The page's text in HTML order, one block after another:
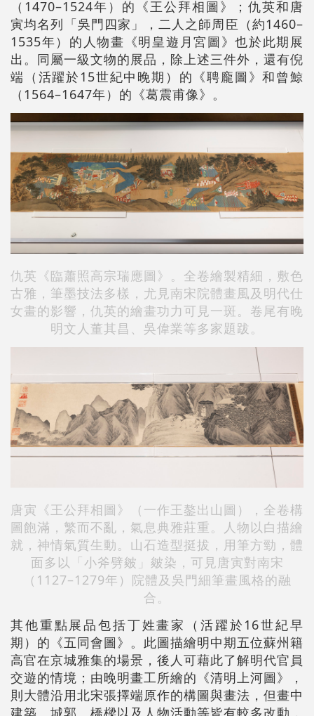
（1470–1524年）的《王公拜相圖》；仇英和唐
寅均名列「吳門四家」，二人之師周臣（約1460–
1535年）的人物畫《明皇遊月宮圖》也於此期展
出。同屬一級文物的展品，除上述三件外，還有倪
端（活躍於15世紀中晚期）的《聘龐圖》和曾鯨
（1564–1647年）的《葛震甫像》。
仇英《臨蕭照高宗瑞應圖》。全卷繪製精細，敷色
古雅，筆墨技法多樣，尤見南宋院體畫風及明代仕
女畫的影響，仇英的繪畫功力可見一斑。卷尾有晚
明文人董其昌、吳偉業等多家題跋。
唐寅《王公拜相圖》（一作王鏊出山圖），全卷構
圖飽滿，繁而不亂，氣息典雅莊重。人物以白描繪
就，神情氣質生動。山石造型挺拔，用筆方勁，體
面多以「小斧劈皴」皴染，可見唐寅對南宋
（1127–1279年）院體及吳門細筆畫風格的融
合。
其他重點展品包括丁姓畫家（活躍於16世紀早
期）的《五同會圖》。此圖描繪明中期五位蘇州籍
高官在京城雅集的場景，後人可藉此了解明代官員
交遊的情境；由晚明畫工所繪的《清明上河圖》，
則大體沿用北宋張擇端原作的構圖與畫法，但畫中